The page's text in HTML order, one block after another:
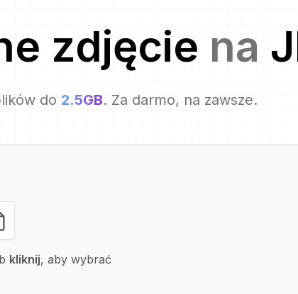
zdjęcie na
do 2.5GB. Za darmo, na zawsze.
kliknij, aby wybrać